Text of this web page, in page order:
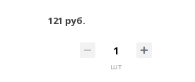
121 руб.
шт